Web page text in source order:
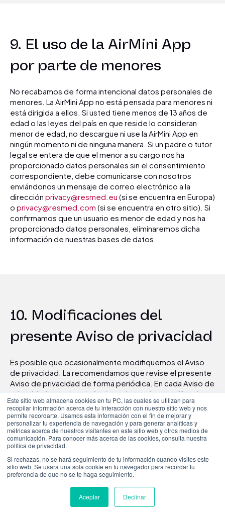
Este sitio web almacena cookies en tu PC, las cuales se utilizan para
recopilar información acerca de tu interacción con nuestro sitio web y nos
permite recordarte. Usamos esta información con el fin de mejorar y
personalizar tu experiencia de navegación y para generar analíticas y
métricas acerca de nuestros visitantes en este sitio web y otros medios de
comunicación. Para conocer más acerca de las cookies, consulta nuestra
política de privacidad.
Si rechazas, no se hará seguimiento de tu información cuando visites este
sitio web. Se usará una sola cookie en tu navegador para recordar tu
preferencia de que no se te haga seguimiento.
Aceptar Declinar
9. El uso de la AirMini App
por parte de menores
No recabamos de forma intencional datos personales de
menores. La AirMini App no está pensada para menores ni
está dirigida a ellos. Si usted tiene menos de 13 años de
edad o las leyes del país en que reside lo consideran
menor de edad, no descargue ni use la AirMini App en
ningún momento ni de ninguna manera. Si un padre o tutor
legal se entera de que el menor a su cargo nos ha
proporcionado datos personales sin el consentimiento
correspondiente, debe comunicarse con nosotros
enviándonos un mensaje de correo electrónico a la
dirección privacy@resmed.eu (si se encuentra en Europa)
o privacy@resmed.com (si se encuentra en otro sitio). Si
confirmamos que un usuario es menor de edad y nos ha
proporcionado datos personales, eliminaremos dicha
información de nuestras bases de datos.
10. Modificaciones del
presente Aviso de privacidad
Es posible que ocasionalmente modifiquemos el Aviso
de privacidad. La recomendamos que revise el presente
Aviso de privacidad de forma periódica. En cada Aviso de
privacidad se incluye la fecha en la que fue modificado
por última vez. Si modificamos el Aviso de privacidad, le
avisaremos como corresponda. Si hacemos alguna
modificación sustancial, le pediremos que examine y
vuelva a aceptar el Aviso de privacidad. Si usted continúa
usando la AirMini App y el Equipo, estará confirmando su
aceptación de las modificaciones del Aviso de
privacidad. Si no acepta el Aviso de privacidad
modificado, puede optar por dejar de utilizar la AirMini